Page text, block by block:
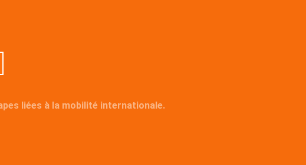
liées à la mobilité internationale.